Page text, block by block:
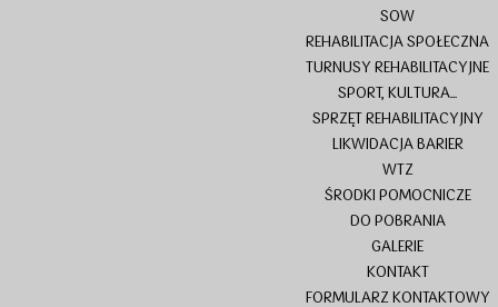
SOW
REHABILITACJA SPOŁECZNA
TURNUSY REHABILITACYJNE
SPORT, KULTURA...
SPRZĘT REHABILITACYJNY
LIKWIDACJA BARIER
WTZ
ŚRODKI POMOCNICZE
DO POBRANIA
GALERIE
KONTAKT
FORMULARZ KONTAKTOWY